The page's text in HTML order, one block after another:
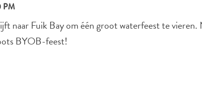
PM
naar Fuik Bay om één groot waterfeest te vieren.
BYOB-feest!